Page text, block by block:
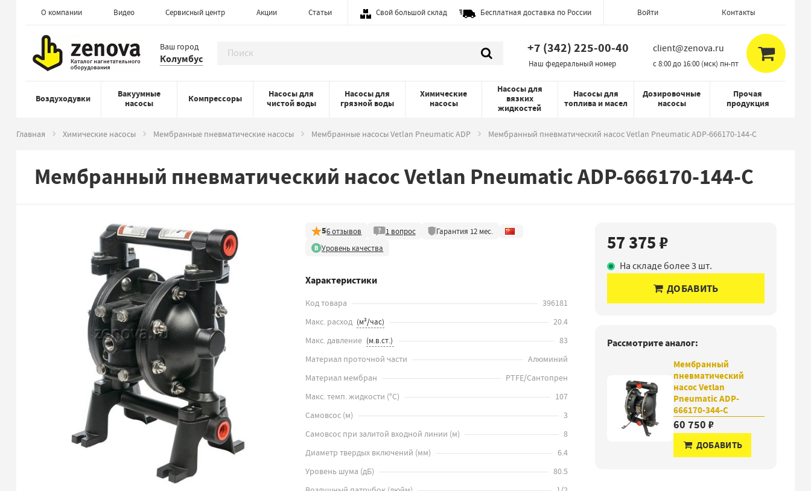
О компании Видео Сервисный центр Акции Статьи Свой большой склад Бесплатная доставка по России Войти Контакты
Ваш город
Колумбус
+7 (342) 225-00-40
Наш федеральный номер
client@zenova.ru
c 8:00 до 16:00 (мск) пн-пт
Воздуходувки
Вакуумные
насосы
Компрессоры
Насосы для
чистой воды
Насосы для
грязной воды
Химические
насосы
Насосы для
вязких
жидкостей
Насосы для
топлива и масел
Дозировочные
насосы
Прочая
продукция
Главная Химические насосы Мембранные пневматические насосы Мембранные насосы Vetlan Pneumatic ADP Мембранный пневматический насос Vetlan Pneumatic ADP-666170-144-C
Мембранный пневматический насос Vetlan Pneumatic ADP-666170-144-C
56 отзывов 1 вопрос Гарантия 12 мес.
Уровень качества
Характеристики
Код товара
396181
Макс. расход
20.4
Макс. давление
83
Материал проточной части
Алюминий
Материал мембран
PTFE/Сантопрен
Макс. темп. жидкости (°C)
107
Самовсос (м)
3
Самовсос при залитой входной линии (м)
8
Диаметр твердых включений (мм)
6.4
Уровень шума (дБ)
80.5
57 375 ₽
ДОБАВИТЬ
На складе более 3 шт.
Рассмотрите аналог:
Мембранный
пневматический
насос Vetlan
Pneumatic ADP-
666170-344-C
60 750 ₽
ДОБАВИТЬ